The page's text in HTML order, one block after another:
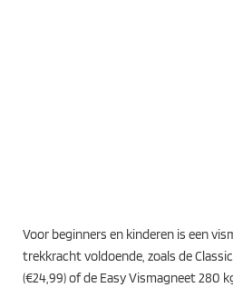
Voor beginners en kinderen is een
trekkracht voldoende, zoals de
(€24,99) of de Easy Vismagneet 280